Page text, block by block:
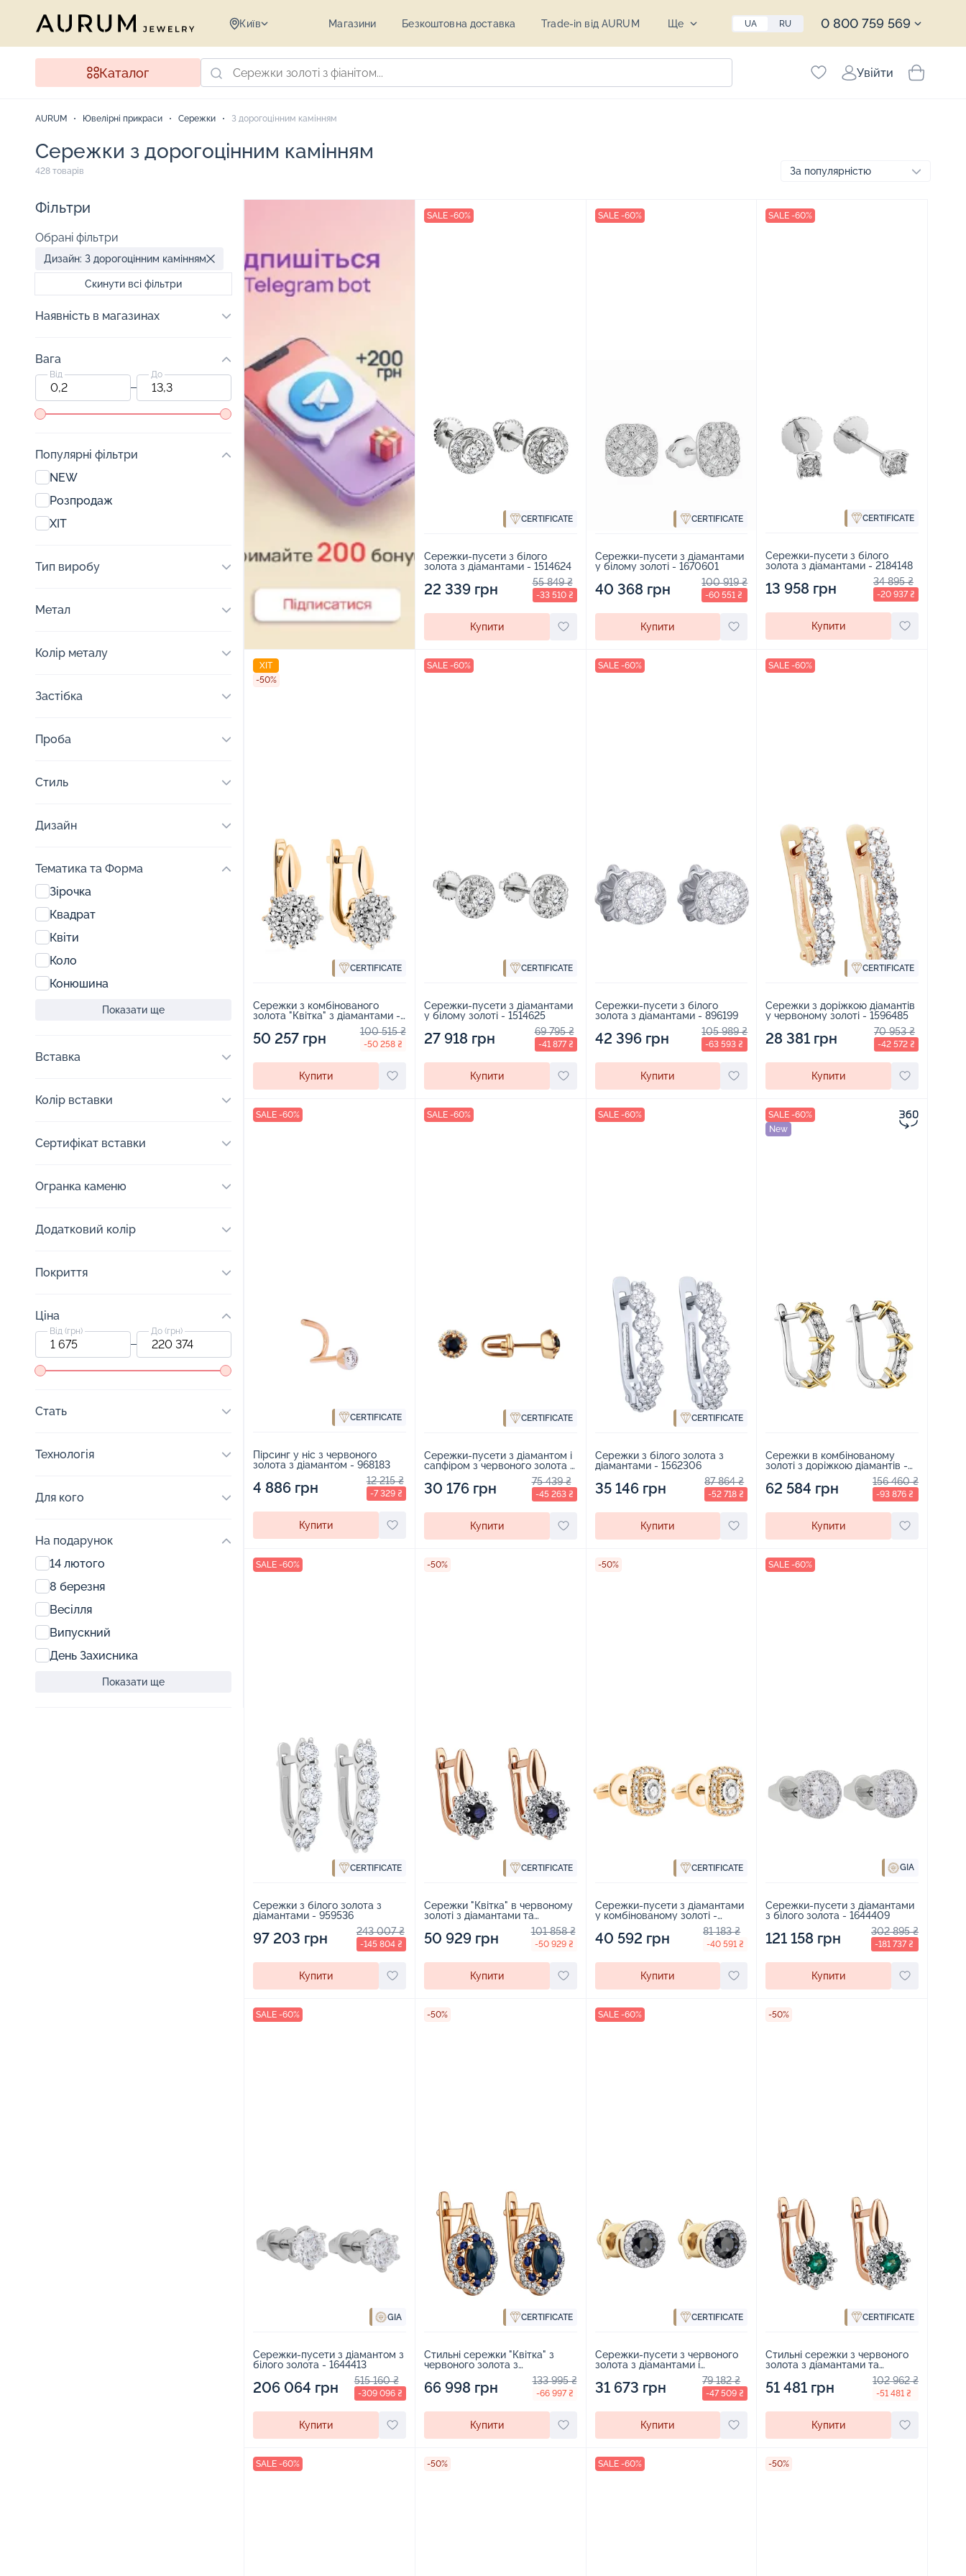
Київ Магазини Безкоштовна доставка Trade-in від AURUM Ще UA RU 0 800 759 569
Каталог Увійти
AURUM Ювелірні прикраси Сережки З дорогоцінним камінням
Сережки з дорогоцінним камінням
428 товарів
Фільтри
Обрані фільтри
Дизайн: З дорогоцінним камінням
Скинути всі фільтри
Наявність в магазинах
Вага
Від До
Популярні фільтри
NEW
Розпродаж
ХІТ
Тип виробу
Метал
Колір металу
Застібка
Проба
Стиль
Дизайн
Тематика та Форма
Зірочка
Квадрат
Квіти
Коло
Конюшина
Показати ще
Вставка
Колір вставки
Сертифікат вставки
Огранка каменю
Додатковий колір
Покриття
Ціна
Від (грн) До (грн)
Стать
Технологія
Для кого
На подарунок
14 лютого
8 березня
Весілля
Випускний
День Захисника
Показати ще
SALE -60%
CERTIFICATE
Сережки-пусети з білого
золота з діамантами - 1514624
22 339 грн 55 849 ₴
-33 510 ₴
Купити
SALE -60%
CERTIFICATE
Сережки-пусети з діамантами
у білому золоті - 1670601
40 368 грн 100 919 ₴
-60 551 ₴
Купити
SALE -60%
CERTIFICATE
Сережки-пусети з білого
золота з діамантами - 2184148
13 958 грн 34 895 ₴
-20 937 ₴
Купити
ХІТ
-50%
CERTIFICATE
Сережки з комбінованого
золота "Квітка" з діамантами -
50 257 грн 100 515 ₴
-50 258 ₴
Купити
SALE -60%
CERTIFICATE
Сережки-пусети з діамантами
у білому золоті - 1514625
27 918 грн 69 795 ₴
-41 877 ₴
Купити
SALE -60%
Сережки-пусети з білого
золота з діамантами - 896199
42 396 грн 105 989 ₴
-63 593 ₴
Купити
SALE -60%
CERTIFICATE
Сережки з доріжкою діамантів
у червоному золоті - 1596485
28 381 грн 70 953 ₴
-42 572 ₴
Купити
SALE -60%
CERTIFICATE
Пірсинг у ніс з червоного
золота з діамантом - 968183
4 886 грн 12 215 ₴
-7 329 ₴
Купити
SALE -60%
CERTIFICATE
Сережки-пусети з діамантом і
сапфіром з червоного золота -
30 176 грн 75 439 ₴
-45 263 ₴
Купити
SALE -60%
CERTIFICATE
Сережки з білого золота з
діамантами - 1562306
35 146 грн 87 864 ₴
-52 718 ₴
Купити
SALE -60%
New
Сережки в комбінованому
золоті з доріжкою діамантів -
62 584 грн 156 460 ₴
-93 876 ₴
Купити
SALE -60%
CERTIFICATE
Сережки з білого золота з
діамантами - 959536
97 203 грн 243 007 ₴
-145 804 ₴
Купити
-50%
CERTIFICATE
Сережки "Квітка" в червоному
золоті з діамантами та
50 929 грн 101 858 ₴
-50 929 ₴
Купити
-50%
CERTIFICATE
Сережки-пусети з діамантами
у комбінованому золоті -
40 592 грн 81 183 ₴
-40 591 ₴
Купити
SALE -60%
GIA
Сережки-пусети з діамантами
з білого золота - 1644409
121 158 грн 302 895 ₴
-181 737 ₴
Купити
SALE -60%
GIA
Сережки-пусети з діамантом з
білого золота - 1644413
206 064 грн 515 160 ₴
-309 096 ₴
Купити
-50%
CERTIFICATE
Стильні сережки "Квітка" з
червоного золота з
діамантами та сапфірами -
1931338
66 998 грн 133 995 ₴
-66 997 ₴
Купити
SALE -60%
CERTIFICATE
Сережки-пусети з червоного
золота з діамантами і
31 673 грн 79 182 ₴
-47 509 ₴
Купити
-50%
CERTIFICATE
Стильні сережки з червоного
золота з діамантами та
51 481 грн 102 962 ₴
-51 481 ₴
Купити
SALE -60% -50% SALE -60% -50%